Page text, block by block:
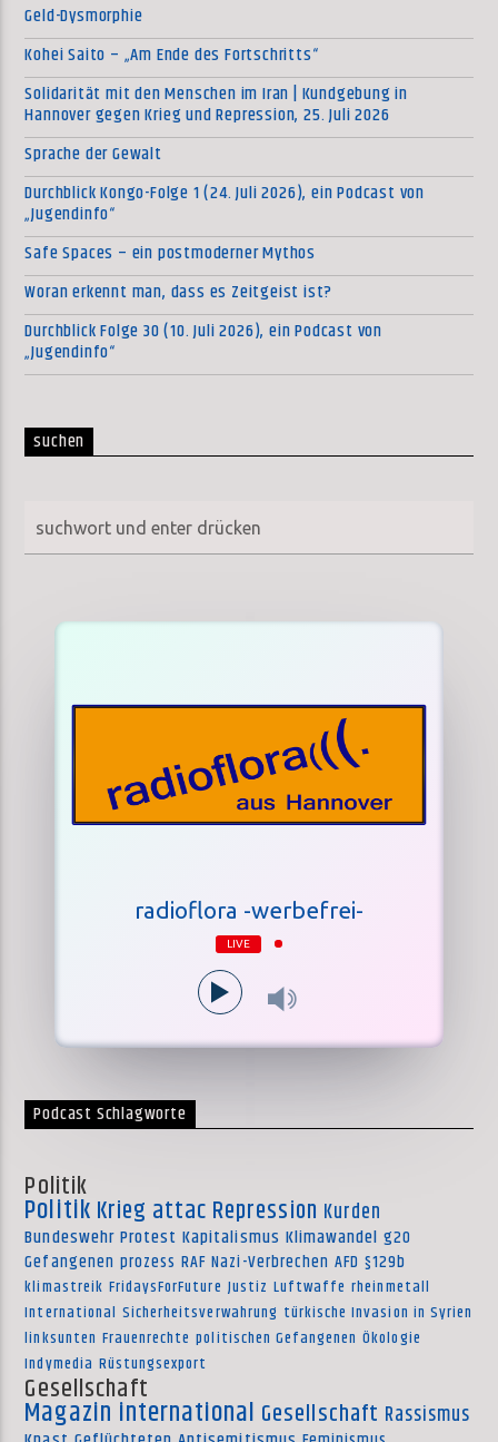
Geld-Dysmorphie
Kohei Saito – „Am Ende des Fortschritts“
Solidarität mit den Menschen im Iran | Kundgebung in
Hannover gegen Krieg und Repression, 25. Juli 2026
Sprache der Gewalt
Durchblick Kongo-Folge 1 (24. Juli 2026), ein Podcast von
„Jugendinfo“
Safe Spaces – ein postmoderner Mythos
Woran erkennt man, dass es Zeitgeist ist?
Durchblick Folge 30 (10. Juli 2026), ein Podcast von
„Jugendinfo“
suchen
radioflora -werbefrei-
LIVE
Podcast Schlagworte
Politik
Politik Krieg attac Repression Kurden
Bundeswehr Protest Kapitalismus Klimawandel g20
Gefangenen prozess RAF Nazi-Verbrechen AFD §129b
klimastreik FridaysForFuture Justiz Luftwaffe rheinmetall
International Sicherheitsverwahrung türkische Invasion in Syrien
linksunten Frauenrechte politischen Gefangenen Ökologie
Indymedia Rüstungsexport
Gesellschaft
Magazin international Gesellschaft Rassismus